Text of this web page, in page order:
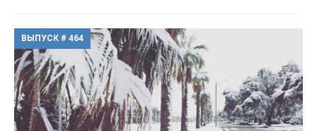
ВЫПУСК # 464